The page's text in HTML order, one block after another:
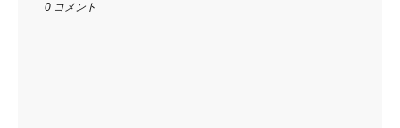
0 コメント